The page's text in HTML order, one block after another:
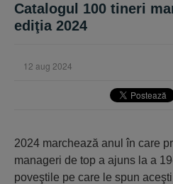
Catalogul 100 tineri
ediţia 2024
12 aug 2024
2024 marchează anul în care
manageri de top a ajuns la a
poveştile pe care le spun